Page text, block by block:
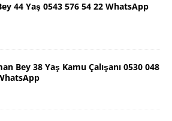
44 Yaş 0543 576 54 22 WhatsApp
Bey 38 Yaş Kamu Çalışanı 0530 048